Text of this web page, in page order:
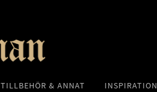
TILLBEHÖR & ANNAT INSPIRATION